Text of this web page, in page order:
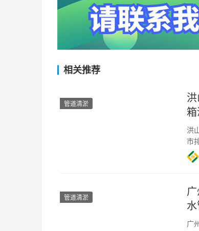
相关推荐
管道清淤
洪
市
居
管道清淤
广